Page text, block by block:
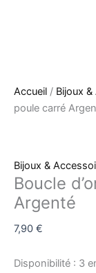
Accueil / Bijoux
poule carré
Bijoux &
Boucle
Argenté
7,90 €
Disponibilité : 3